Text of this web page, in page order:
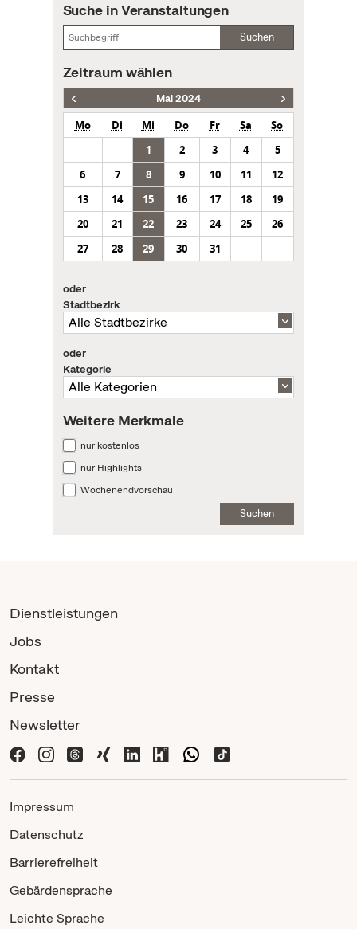
Suche in Veranstaltungen
Suchen
Zeitraum wählen
Mai 2024
Mo Di Mi Do Fr Sa
So
1
2 3 4
5
6
7 8 9 10 11
12
13
14 15 16 17 18
19
20
21 22 23 24 25
26
27
28 29 30 31
oder
Stadtbezirk
oder
Kategorie
Weitere Merkmale
nur kostenlos
nur Highlights
Wochenendvorschau
Suchen
Dienstleistungen
Jobs
Kontakt
Presse
Newsletter
Impressum
Datenschutz
Barrierefreiheit
Gebärdensprache
Leichte Sprache